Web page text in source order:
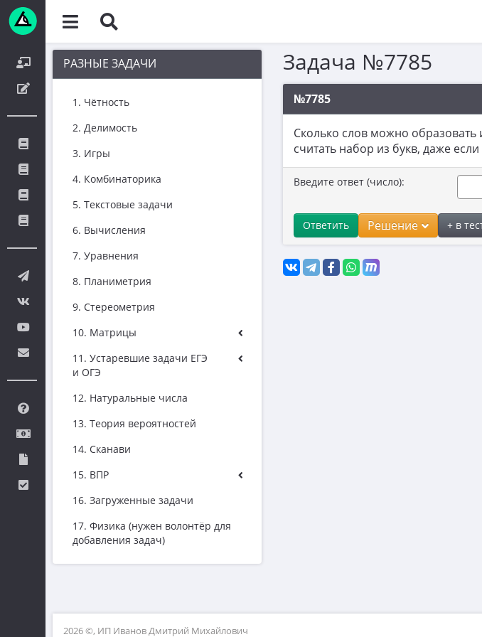
РАЗНЫЕ ЗАДАЧИ
1. Чётность
2. Делимость
3. Игры
4. Комбинаторика
5. Текстовые задачи
6. Вычисления
7. Уравнения
8. Планиметрия
9. Стереометрия
10. Матрицы
11. Устаревшие задачи ЕГЭ
и ОГЭ
12. Натуральные числа
13. Теория вероятностей
14. Сканави
15. ВПР
16. Загруженные задачи
17. Физика (нужен волонтёр для
добавления задач)
Задача №7785
№7785
Сколько слов можно образовать
считать набор из букв, даже
Введите ответ (число):
Ответить Решение + в
2026 ©, ИП Иванов Дмитрий Михайлович